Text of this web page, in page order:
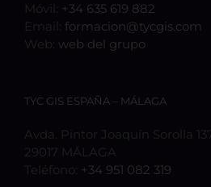
Móvil: +34 635 619 882
Email: formacion@tycgis.com
Web: web del grupo
TYC GIS ESPAÑA – MÁLAGA
Avda. Pintor Joaquín Sorolla
29017 MÁLAGA
Teléfono: +34 951 082 319